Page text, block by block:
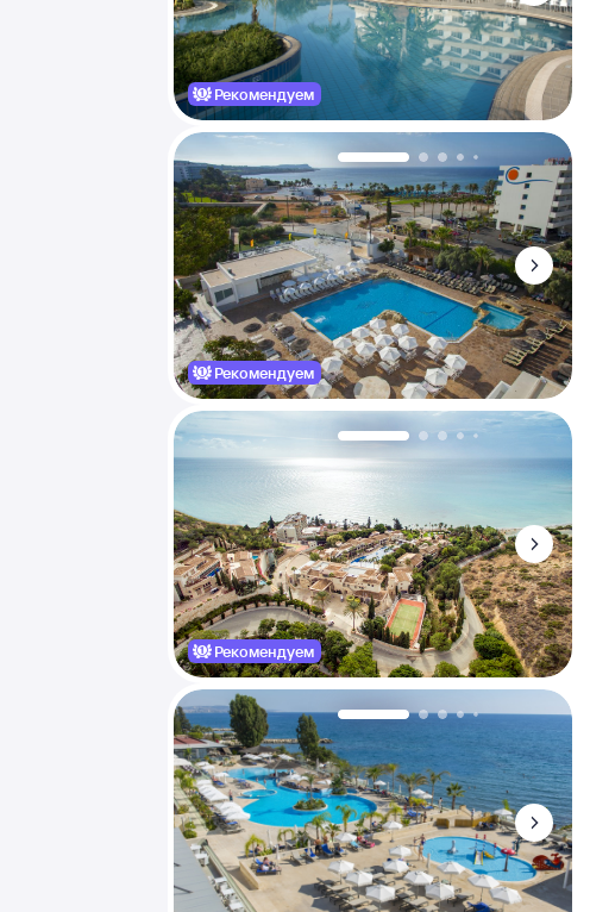
Рекомендуем
Рекомендуем
Рекомендуем